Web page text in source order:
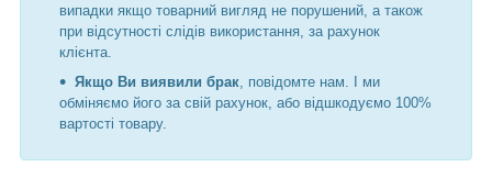
випадки якщо товарний вигляд не порушений, а також
при відсутності слідів використання, за рахунок
клієнта.
Якщо Ви виявили брак , повідомте нам. І ми
обміняємо його за свій рахунок, або відшкодуємо 100%
вартості товару.